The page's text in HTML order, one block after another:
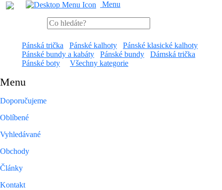
Menu
Pánská trička Pánské kalhoty
Pánské klasické kalhoty
Pánské bundy a kabáty
Pánské bundy
Dámská trička
Pánské boty
Všechny kategorie
Menu
Doporučujeme
Oblíbené
Vyhledávané
Obchody
Články
Kontakt